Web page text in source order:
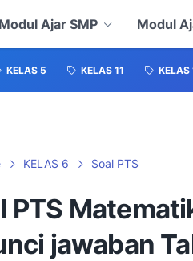
Modul Ajar SMP Modul
KELAS 5 KELAS 11 KELAS
KELAS 6 Soal PTS
PTS
jawaban